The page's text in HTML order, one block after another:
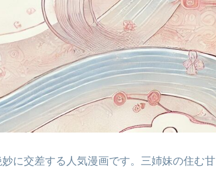
に交差する人気漫画です。三姉妹の住む甘